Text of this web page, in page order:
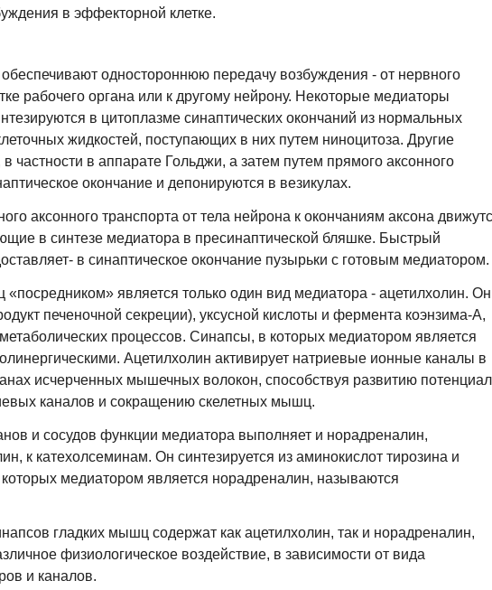
в эффекторной клетке.
одностороннюю передачу возбуждения - от нервного
рабочего органа или к другому нейрону. Некоторые медиаторы
в цитоплазме синаптических окончаний из нормальных
жидкостей, поступающих в них путем ниноцитоза. Другие
частности в аппарате Гольджи, а затем путем прямого аксонного
окончание и депонируются в везикулах.
аксонного транспорта от тела нейрона к окончаниям аксона
в синтезе медиатора в пресинаптической бляшке. Быстрый
в синаптическое окончание пузырьки с готовым медиатором.
является только один вид медиатора - ацетилхолин. Он
печеночной секреции), уксусной кислоты и фермента коэнзима-А,
процессов. Синапсы, в которых медиатором является
Ацетилхолин активирует натриевые ионные каналы в
исчерченных мышечных волокон, способствуя развитию
каналов и сокращению скелетных мышц.
и сосудов функции медиатора выполняет и норадреналин,
к катехолсеминам. Он синтезируется из аминокислот тирозина и
медиатором является норадреналин, называются
гладких мышц содержат как ацетилхолин, так и норадреналин,
физиологическое воздействие, в зависимости от вида
и каналов.